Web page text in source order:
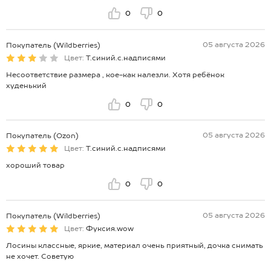
0 0
Покупатель (Wildberries)
05 августа 2026
Цвет: Т.синий.с.надписями
Несоответствие размера , кое-как налезли. Хотя ребёнок
худенький
0 0
Покупатель (Ozon)
05 августа 2026
Цвет: Т.синий.с.надписями
хороший товар
0 0
Покупатель (Wildberries)
05 августа 2026
Цвет: Фуксия.wow
Лосины классные, яркие, материал очень приятный, дочка снимать
не хочет. Советую